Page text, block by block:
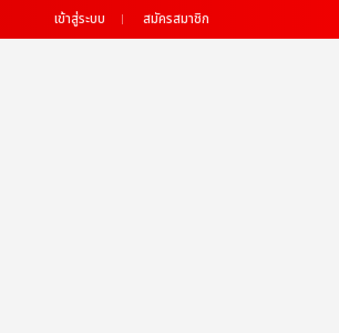
เข้าสู่ระบบ สมัครสมาชิก